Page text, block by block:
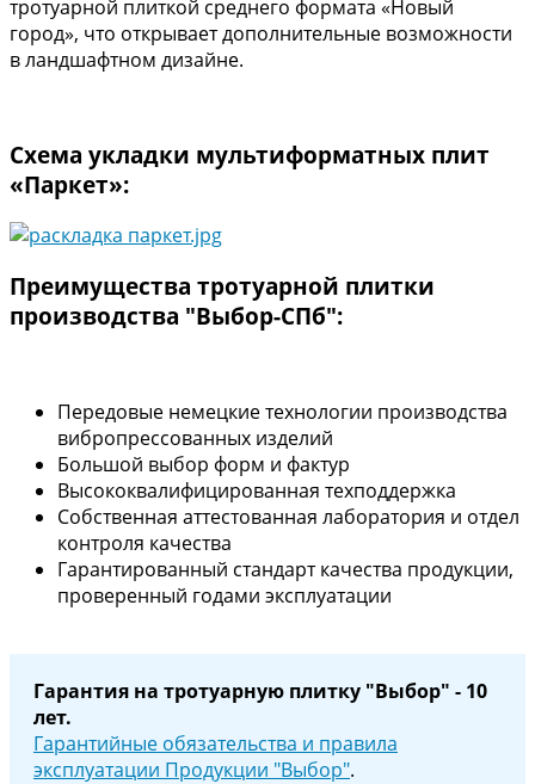
тротуарной плиткой среднего формата «Новый
город», что открывает дополнительные возможности
в ландшафтном дизайне.
Схема укладки мультиформатных плит
«Паркет»:
Преимущества тротуарной плитки
производства "Выбор-СПб":
Передовые немецкие технологии производства
вибропрессованных изделий
Большой выбор форм и фактур
Высококвалифицированная техподдержка
Собственная аттестованная лаборатория и отдел
контроля качества
Гарантированный стандарт качества продукции,
проверенный годами эксплуатации
Гарантия на тротуарную плитку "Выбор" - 10
лет.
Гарантийные обязательства и правила
эксплуатации Продукции "Выбор".